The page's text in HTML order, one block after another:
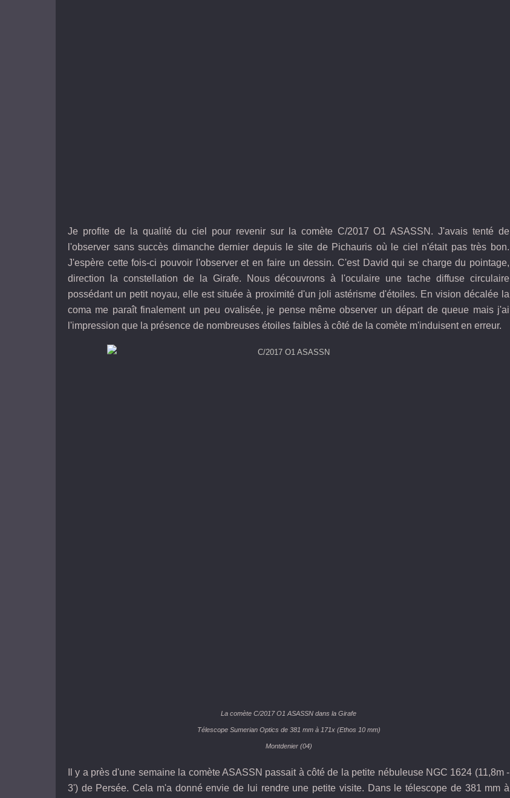
Je profite de la qualité du ciel pour revenir sur la comète C/2017 O1 ASASSN. J'avais tenté de
l'observer sans succès dimanche dernier depuis le site de Pichauris où le ciel n'était pas très bon.
J'espère cette fois-ci pouvoir l'observer et en faire un dessin. C'est David qui se charge du pointage,
direction la constellation de la Girafe. Nous découvrons à l'oculaire une tache diffuse circulaire
possédant un petit noyau, elle est située à proximité d'un joli astérisme d'étoiles. En vision décalée la
coma me paraît finalement un peu ovalisée, je pense même observer un départ de queue mais j'ai
l'impression que la présence de nombreuses étoiles faibles à côté de la comète m'induisent en erreur.
L a comète C/2017 O1 ASASSN dans la Girafe
Télescope Sumerian Optics de 381 mm à 171x (Ethos 10 mm)
Montdenier (04)
Il y a près d'une semaine la comète ASASSN passait à côté de la petite nébuleuse NGC 1624 (11,8m -
3') de Persée. Cela m'a donné envie de lui rendre une petite visite. Dans le télescope de 381 mm à